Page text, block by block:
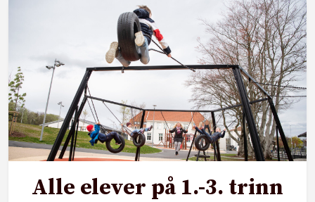
Alle elever på 1.-3. trinn